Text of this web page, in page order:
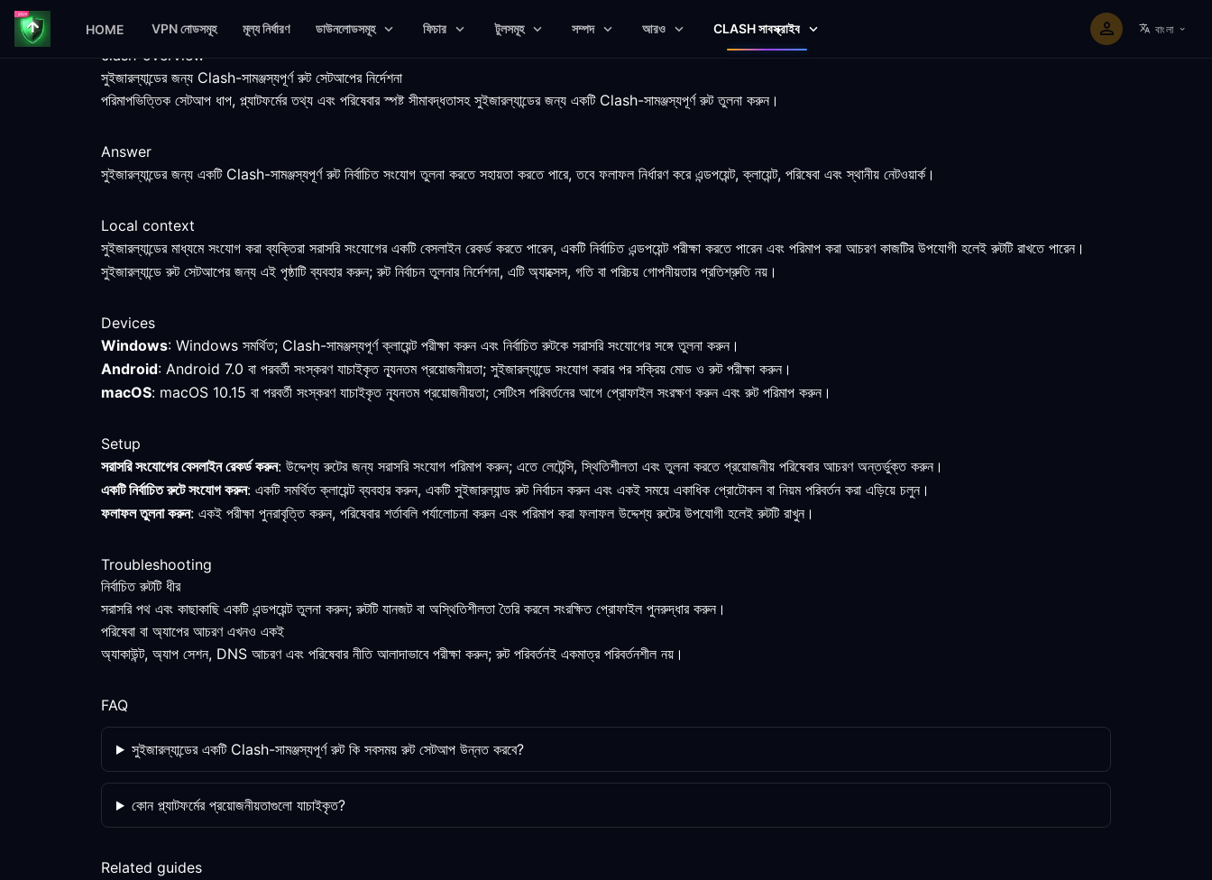
HOME VPN নোডসমূহ মূল্য নির্ধারণ ডাউনলোডসমূহ ফিচার টুলসমূহ সম্পদ আরও CLASH সাবস্ক্রাইব বাংলা
clash-overview
সুইজারল্যান্ডের জন্য Clash-সামঞ্জস্যপূর্ণ রুট সেটআপের নির্দেশনা
পরিমাপভিত্তিক সেটআপ ধাপ, প্ল্যাটফর্মের তথ্য এবং পরিষেবার স্পষ্ট সীমাবদ্ধতাসহ সুইজারল্যান্ডের জন্য একটি Clash-সামঞ্জস্যপূর্ণ রুট তুলনা করুন।
Answer
সুইজারল্যান্ডের জন্য একটি Clash-সামঞ্জস্যপূর্ণ রুট নির্বাচিত সংযোগ তুলনা করতে সহায়তা করতে পারে, তবে ফলাফল নির্ধারণ করে এন্ডপয়েন্ট, ক্লায়েন্ট, পরিষেবা এবং স্থানীয় নেটওয়ার্ক।
Local context
সুইজারল্যান্ডের মাধ্যমে সংযোগ করা ব্যক্তিরা সরাসরি সংযোগের একটি বেসলাইন রেকর্ড করতে পারেন, একটি নির্বাচিত এন্ডপয়েন্ট পরীক্ষা করতে পারেন এবং পরিমাপ করা আচরণ কাজটির উপযোগী হলেই রুটটি রাখতে পারেন।
সুইজারল্যান্ডে রুট সেটআপের জন্য এই পৃষ্ঠাটি ব্যবহার করুন; রুট নির্বাচন তুলনার নির্দেশনা, এটি অ্যাক্সেস, গতি বা পরিচয় গোপনীয়তার প্রতিশ্রুতি নয়।
Devices
Windows: Windows সমর্থিত; Clash-সামঞ্জস্যপূর্ণ ক্লায়েন্ট পরীক্ষা করুন এবং নির্বাচিত রুটকে সরাসরি সংযোগের সঙ্গে তুলনা করুন।
Android: Android 7.0 বা পরবর্তী সংস্করণ যাচাইকৃত ন্যূনতম প্রয়োজনীয়তা; সুইজারল্যান্ডে সংযোগ করার পর সক্রিয় মোড ও রুট পরীক্ষা করুন।
macOS: macOS 10.15 বা পরবর্তী সংস্করণ যাচাইকৃত ন্যূনতম প্রয়োজনীয়তা; সেটিংস পরিবর্তনের আগে প্রোফাইল সংরক্ষণ করুন এবং রুট পরিমাপ করুন।
Setup
সরাসরি সংযোগের বেসলাইন রেকর্ড করুন: উদ্দেশ্য রুটের জন্য সরাসরি সংযোগ পরিমাপ করুন; এতে লেটেন্সি, স্থিতিশীলতা এবং তুলনা করতে প্রয়োজনীয় পরিষেবার আচরণ অন্তর্ভুক্ত করুন।
একটি নির্বাচিত রুটে সংযোগ করুন: একটি সমর্থিত ক্লায়েন্ট ব্যবহার করুন, একটি সুইজারল্যান্ড রুট নির্বাচন করুন এবং একই সময়ে একাধিক প্রোটোকল বা নিয়ম পরিবর্তন করা এড়িয়ে চলুন।
ফলাফল তুলনা করুন: একই পরীক্ষা পুনরাবৃত্তি করুন, পরিষেবার শর্তাবলি পর্যালোচনা করুন এবং পরিমাপ করা ফলাফল উদ্দেশ্য রুটের উপযোগী হলেই রুটটি রাখুন।
Troubleshooting
নির্বাচিত রুটটি ধীর
সরাসরি পথ এবং কাছাকাছি একটি এন্ডপয়েন্ট তুলনা করুন; রুটটি যানজট বা অস্থিতিশীলতা তৈরি করলে সংরক্ষিত প্রোফাইল পুনরুদ্ধার করুন।
পরিষেবা বা অ্যাপের আচরণ এখনও একই
অ্যাকাউন্ট, অ্যাপ সেশন, DNS আচরণ এবং পরিষেবার নীতি আলাদাভাবে পরীক্ষা করুন; রুট পরিবর্তনই একমাত্র পরিবর্তনশীল নয়।
FAQ
সুইজারল্যান্ডের একটি Clash-সামঞ্জস্যপূর্ণ রুট কি সবসময় রুট সেটআপ উন্নত করবে?
কোন প্ল্যাটফর্মের প্রয়োজনীয়তাগুলো যাচাইকৃত?
Related guides